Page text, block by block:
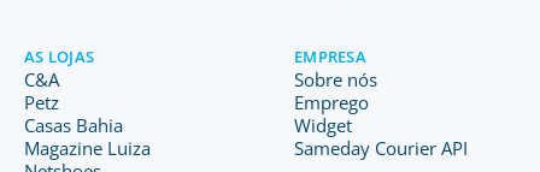
AS LOJAS
C&A
Petz
Casas Bahia
Magazine Luiza
EMPRESA
Sobre nós
Emprego
Widget
Sameday Courier API